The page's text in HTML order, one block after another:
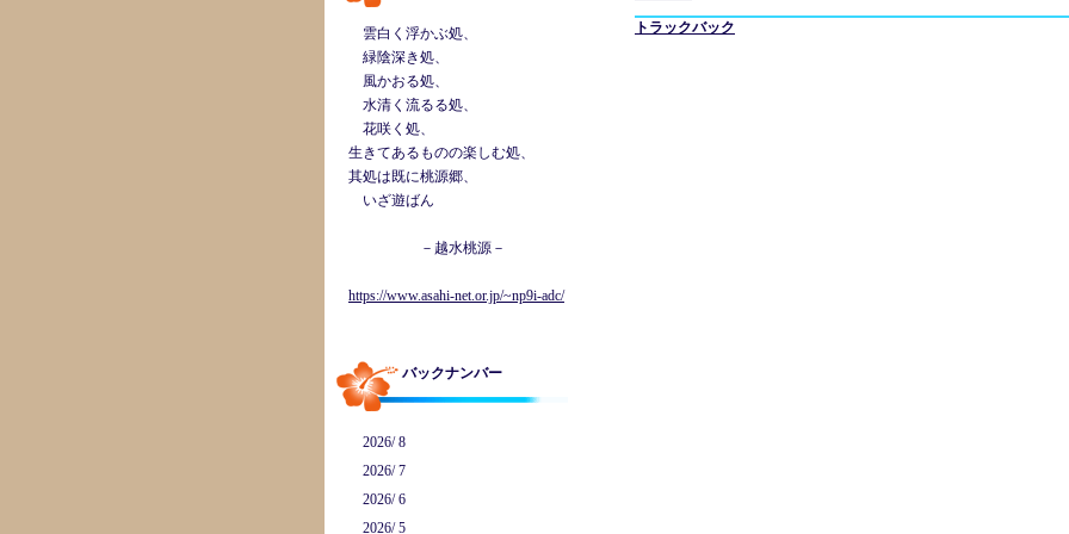
雲白く浮かぶ処、
緑陰深き処、
風かおる処、
水清く流るる処、
花咲く処、
生きてあるものの楽しむ処、
其処は既に桃源郷、
いざ遊ばん
－越水桃源－
https://www.asahi-net.or.jp/~np9i-adc/
バックナンバー
2026/ 8
2026/ 7
2026/ 6
2026/ 5
トラックバック